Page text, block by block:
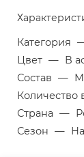
Категория
Цвет — В
Состав —
Количество
Страна —
Сезон —